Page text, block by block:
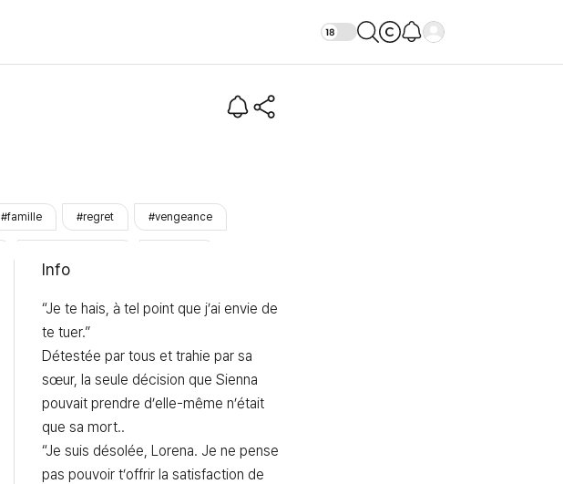
#famille #regret #vengeance
Info
“Je te hais, à tel point que j’ai envie de
te tuer.”
Détestée par tous et trahie par sa
sœur, la seule décision que Sienna
pouvait prendre d’elle-même n’était
que sa mort..
“Je suis désolée, Lorena. Je ne pense
pas pouvoir t’offrir la satisfaction de